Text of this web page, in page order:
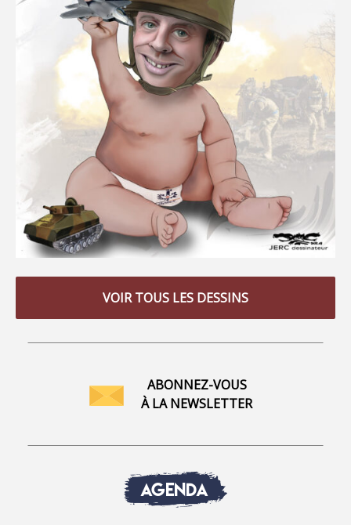
VOIR TOUS LES DESSINS
ABONNEZ-VOUS
À LA NEWSLETTER
AGENDA